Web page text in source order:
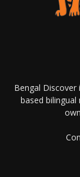
Bengal
based